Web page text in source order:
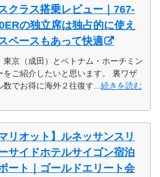
クラス搭乗レビュー｜767-
の独立席は独占的に使え
ペースもあって快適
東京（成田）とベトナム・ホーチミン
をご紹介したいと思います。 裏ワザ
数でお得に海外２往復す...続きを読む
マリオット】ルネッサンスリ
サイドホテルサイゴン宿泊
ート｜ゴールドエリート会